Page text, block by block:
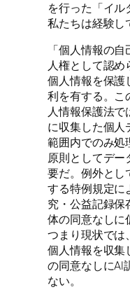
を行った「イ
私たちは経験し
「個人情報の
人権として認
個人情報を保護
利を有する。こ
人情報保護法
に収集した個
範囲内でのみ処
原則としてデ
要だ。例外とし
する特例規定に
究・公益記録保
体の同意なしに
つまり現状では
個人情報を収集
の同意なしにAI
ない。